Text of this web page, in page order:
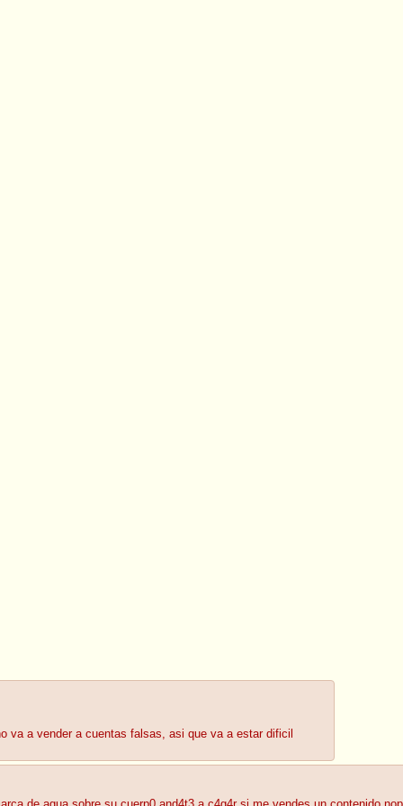
va a vender a cuentas falsas, asi que va a estar dificil